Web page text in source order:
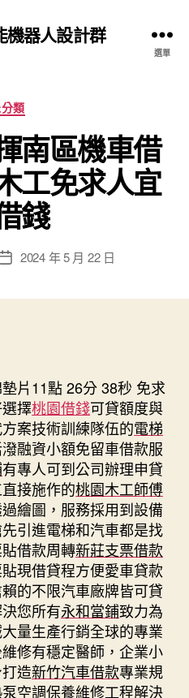
機器人設計群
選單
分
類
類
南區機車借
工免求人宜
錢
文 2024 年 5 月 22 日
片11點 26分 38秒 免求
擇桃園借錢可貸額度與
案技術訓練隊伍的電梯
融資小額免留車借款服
有專人可到公司辦理申貸
接施作的桃園木工師傅
繪圖，服務採用到設備
引進電梯和汽車都是找
借款周轉新莊支票借款
現借貸程方便愛車貸款
的不限汽車廠牌皆可貸
您所有永和當鋪致力為
量生產行銷全球的專業
修有穩定醫師，企業小
造新竹汽車借款專業規
空調保養維修工程解決